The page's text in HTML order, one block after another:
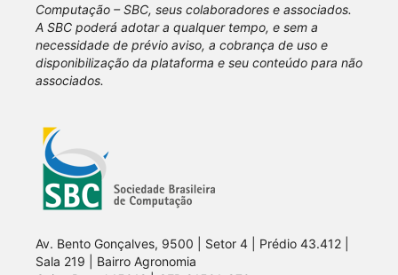
Computação – SBC, seus colaboradores e associados.
A SBC poderá adotar a qualquer tempo, e sem a
necessidade de prévio aviso, a cobrança de uso e
disponibilização da plataforma e seu conteúdo para não
associados.
Av. Bento Gonçalves, 9500 | Setor 4 | Prédio 43.412 |
Sala 219 | Bairro Agronomia